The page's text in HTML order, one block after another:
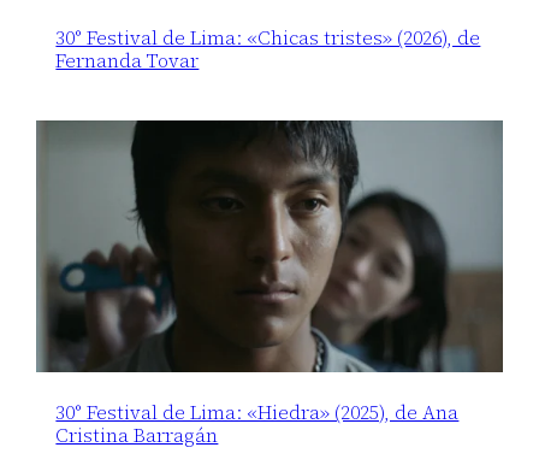
30° Festival de Lima: «Chicas tristes» (2026), de
Fernanda Tovar
30° Festival de Lima: «Hiedra» (2025), de Ana
Cristina Barragán